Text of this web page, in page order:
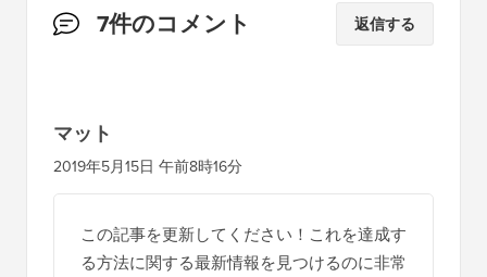
読
の
イ
ン
7件のコメント 返信する
マット
2019年5月15日 午前8時16分
この記事を更新してください！これを達成す
る方法に関する最新情報を見つけるのに非常